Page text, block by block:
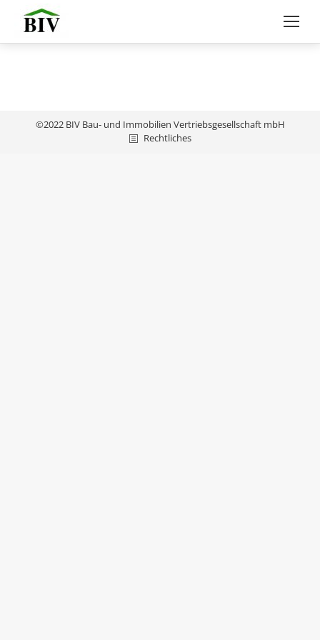
©2022 BIV Bau- und Immobilien Vertriebsgesellschaft mbH
Rechtliches